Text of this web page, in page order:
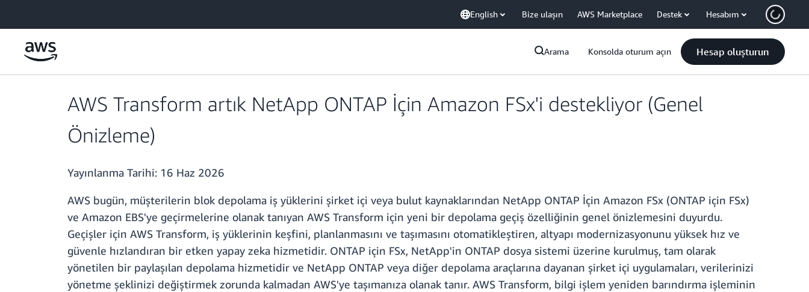
English Bize ulaşın AWS Marketplace Destek Hesabım
Arama Konsolda oturum açın Hesap oluşturun
AWS Transform artık NetApp ONTAP İçin Amazon FSx'i destekliyor (Genel
Önizleme)
Yayınlanma Tarihi: 16 Haz 2026
AWS bugün, müşterilerin blok depolama iş yüklerini şirket içi veya bulut kaynaklarından NetApp ONTAP İçin Amazon FSx (ONTAP için FSx)
ve Amazon EBS'ye geçirmelerine olanak tanıyan AWS Transform için yeni bir depolama geçiş özelliğinin genel önizlemesini duyurdu.
Geçişler için AWS Transform, iş yüklerinin keşfini, planlanmasını ve taşımasını otomatikleştiren, altyapı modernizasyonunu yüksek hız ve
güvenle hızlandıran bir etken yapay zeka hizmetidir. ONTAP için FSx, NetApp'in ONTAP dosya sistemi üzerine kurulmuş, tam olarak
yönetilen bir paylaşılan depolama hizmetidir ve NetApp ONTAP veya diğer depolama araçlarına dayanan şirket içi uygulamaları, verilerinizi
yönetme şeklinizi değiştirmek zorunda kalmadan AWS'ye taşımanıza olanak tanır. AWS Transform, bilgi işlem yeniden barındırma işleminin